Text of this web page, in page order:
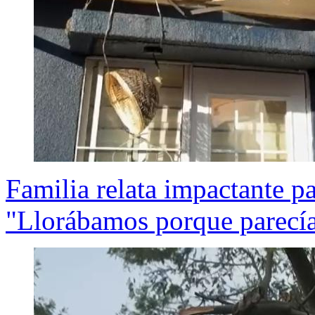
Familia relata impactante
"Llorábamos porque